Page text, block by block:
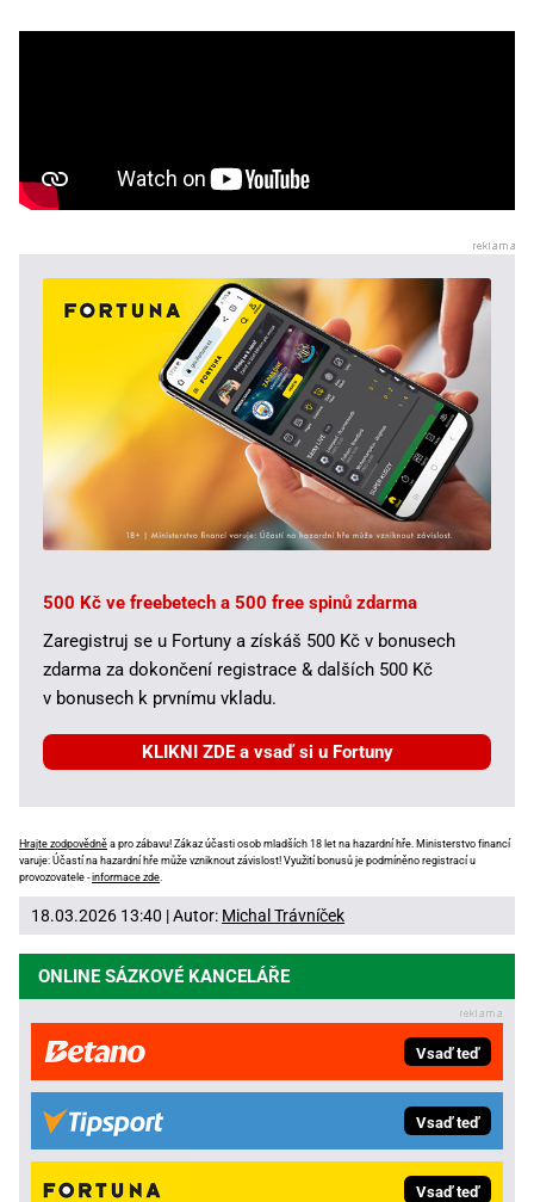
500 Kč ve freebetech a 500 free spinů zdarma
Zaregistruj se u Fortuny a získáš 500 Kč v bonusech
zdarma za dokončení registrace & dalších 500 Kč
v bonusech k prvnímu vkladu.
KLIKNI ZDE a vsaď si u Fortuny
Hrajte zodpovědně a pro zábavu! Zákaz účasti osob mladších 18 let na hazardní hře. Ministerstvo financí
varuje: Účastí na hazardní hře může vzniknout závislost! Využití bonusů je podmíněno registrací u
provozovatele -informace zde
18.03.2026 13:40 | Autor: Michal Trávníček
ONLINE SÁZKOVÉ KANCELÁŘE
Vsaď teď
Vsaď teď
Vsaď teď